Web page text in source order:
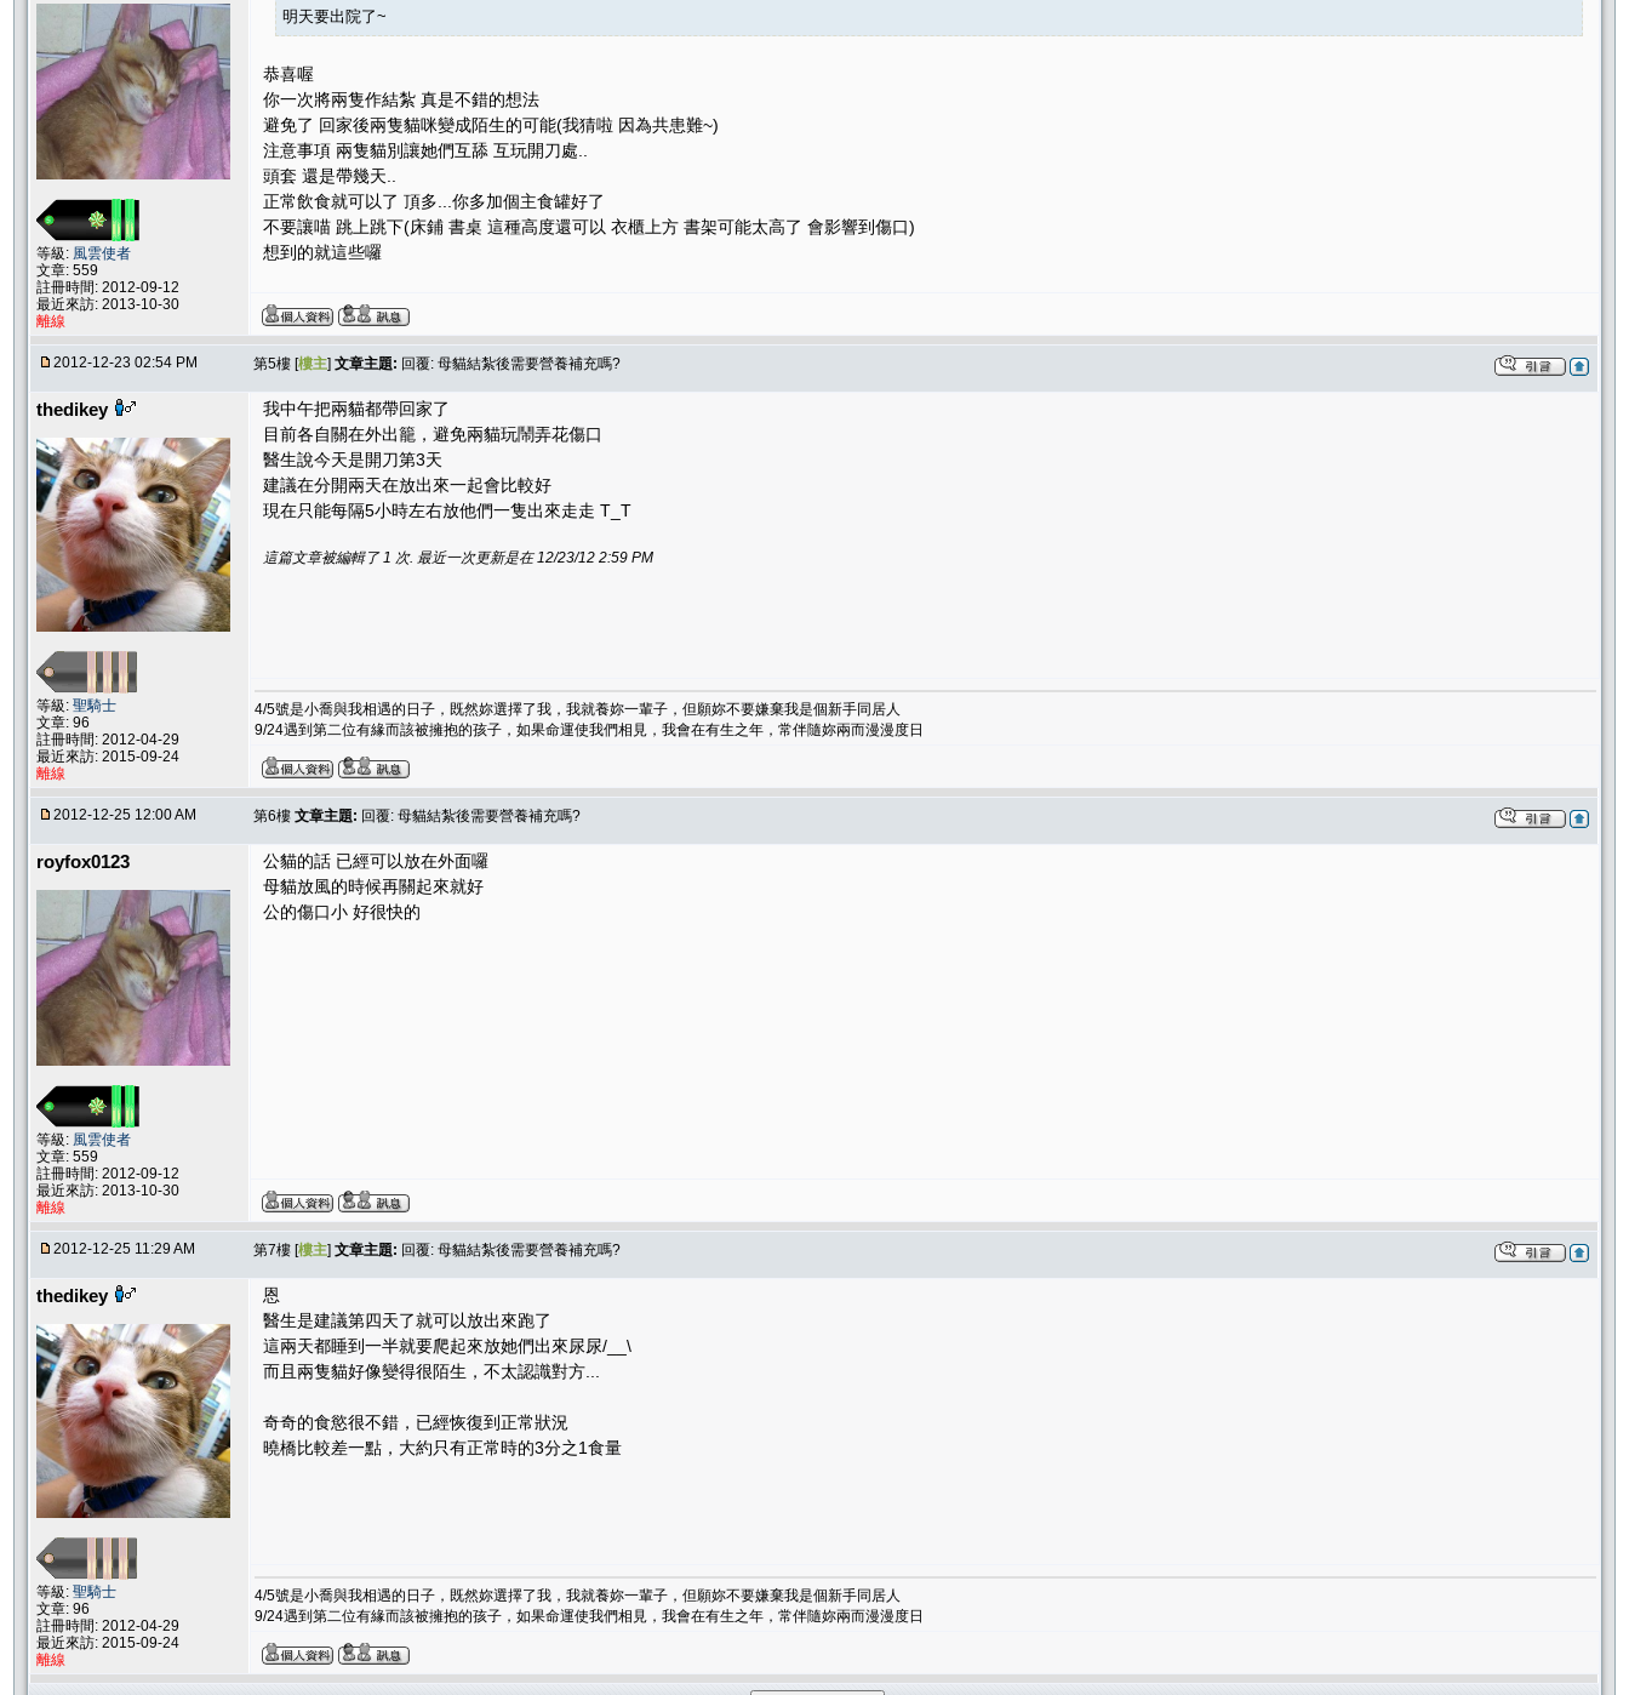
等級: 風雲使者
文章: 559
註冊時間: 2012-09-12
最近來訪: 2013-10-30
離線
明天要出院了~
恭喜喔
你一次將兩隻作結紮 真是不錯的想法
避免了 回家後兩隻貓咪變成陌生的可能(我猜啦 因為共患難~)
注意事項 兩隻貓別讓她們互舔 互玩開刀處..
頭套 還是帶幾天..
正常飲食就可以了 頂多...你多加個主食罐好了
不要讓喵 跳上跳下(床鋪 書桌 這種高度還可以 衣櫃上方 書架可能太高了 會影響到傷口)
想到的就這些囉
2012-12-23 02:54 PM 第5樓 [樓主] 文章主題: 回覆: 母貓結紮後需要營養補充嗎?
thedikey
等級: 聖騎士
文章: 96
註冊時間: 2012-04-29
最近來訪: 2015-09-24
離線
我中午把兩貓都帶回家了
目前各自關在外出籠，避免兩貓玩鬧弄花傷口
醫生說今天是開刀第3天
建議在分開兩天在放出來一起會比較好
現在只能每隔5小時左右放他們一隻出來走走 T_T
這篇文章被編輯了 1 次. 最近一次更新是在 12/23/12 2:59 PM
4/5號是小喬與我相遇的日子，既然妳選擇了我，我就養妳一輩子，但願妳不要嫌棄我是個新手同居人
9/24遇到第二位有緣而該被擁抱的孩子，如果命運使我們相見，我會在有生之年，常伴隨妳兩而漫漫度日
2012-12-25 12:00 AM 第6樓 文章主題: 回覆: 母貓結紮後需要營養補充嗎?
royfox0123
等級: 風雲使者
文章: 559
註冊時間: 2012-09-12
最近來訪: 2013-10-30
離線
公貓的話 已經可以放在外面囉
母貓放風的時候再關起來就好
公的傷口小 好很快的
2012-12-25 11:29 AM 第7樓 [樓主] 文章主題: 回覆: 母貓結紮後需要營養補充嗎?
thedikey
等級: 聖騎士
文章: 96
註冊時間: 2012-04-29
最近來訪: 2015-09-24
離線
恩
醫生是建議第四天了就可以放出來跑了
這兩天都睡到一半就要爬起來放她們出來尿尿/__\
而且兩隻貓好像變得很陌生，不太認識對方...
奇奇的食慾很不錯，已經恢復到正常狀況
曉橋比較差一點，大約只有正常時的3分之1食量
4/5號是小喬與我相遇的日子，既然妳選擇了我，我就養妳一輩子，但願妳不要嫌棄我是個新手同居人
9/24遇到第二位有緣而該被擁抱的孩子，如果命運使我們相見，我會在有生之年，常伴隨妳兩而漫漫度日